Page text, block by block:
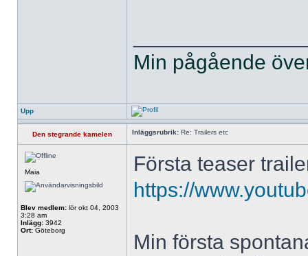
Min pågående
Upp
Den stegrande kamelen Inläggsrubrik: Re: Trailers etc
Maia
Blev medlem: lör okt 04, 2003
3:28 am
Inlägg: 3942
Ort: Göteborg
Första teaser
https://
Min första